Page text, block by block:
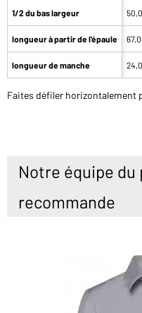
1/2 du bas largeur
longueur à partir de l'épaule
longueur de manche
Faites défiler horizontalement
Notre équipe du
recommande